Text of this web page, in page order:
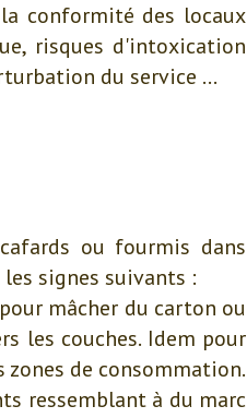
conformité des locaux
risques d'intoxication
du service ...
ou fourmis dans
signes suivants :
mâcher du carton ou
les couches. Idem pour
de consommation.
ressemblant à du marc